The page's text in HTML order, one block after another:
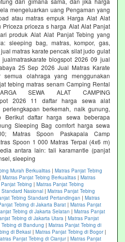
mengeluarkan uang Pengaman yang
atau matras empuk Harga Alat Alat
Priceza priceza s harga Alat Alat Panjat
produk Alat Alat Panjat Tebing yang
sleeping bag, matras, kompor, gas,
matras karate pencak silat judo gulat
blogspot 2026 09 jual
25 Sep 2026 Jual Matras Karate
olahraga yang menggunakan
tebing matras senam Camping Rental
SEWA ALAT CAMPING
2026 11 daftar harga sewa alat
berkemah, naik gunung,
Berikut daftar harga sewa beberapa
Sleeping Bag comfort harga sewa
Spoon Paskapala Camp
Spoon 1 000 Matras Terpal (4x6 m)
antara lain: tali karamantle (panjat
sleeping
Murah Berkualitas | Matras Panjat Tebing
| Matras Panjat Tebing Berkualitas | Matras
Tebing | Matras Panjat Tebing
Nasional | Matras Panjat Tebing
Tebing Standard Pertandingan | Matras
Tebing di Jakarta Barat | Matras Panjat
Tebing di Jakarta Selatan | Matras Panjat
Tebing di Jakarta Utara | Matras Panjat
di Bandung | Matras Panjat Tebing di
di Bekasi | Matras Panjat Tebing di Bogor|
Panjat Tebing di Cianjur| Matras Panjat